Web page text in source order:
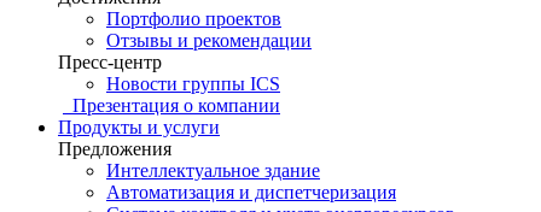
Портфолио проектов
Отзывы и рекомендации
Пресс-центр
Новости группы ICS
Презентация о компании
Продукты и услуги
Предложения
Интеллектуальное здание
Автоматизация и диспетчеризация